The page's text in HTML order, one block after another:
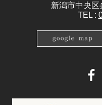
新潟市中央
TEL :